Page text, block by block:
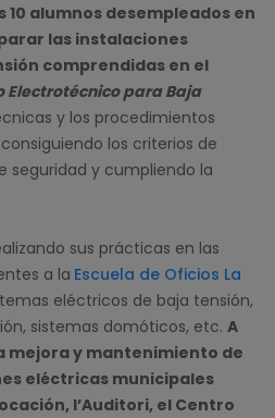
alumnos desempleados en
las instalaciones
comprendidas en el
Electrotécnico para Baja
y los procedimientos
los criterios de
seguridad y cumpliendo la
sus prácticas en las
a la Escuela de Oficios La
eléctricos de baja tensión,
sistemas domóticos, etc. A
mejora y mantenimiento de
eléctricas municipales
l’Auditori, el Centro